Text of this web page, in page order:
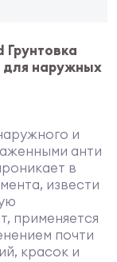
для наружных
и
анти
в
извести
применяется
почти
красок и